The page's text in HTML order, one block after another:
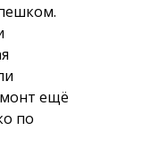
ещё
по